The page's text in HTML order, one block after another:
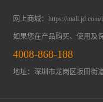
网上商城：https://
如果您在产品购买、使用及
4008-868-188
地址：深圳市龙岗区坂田街